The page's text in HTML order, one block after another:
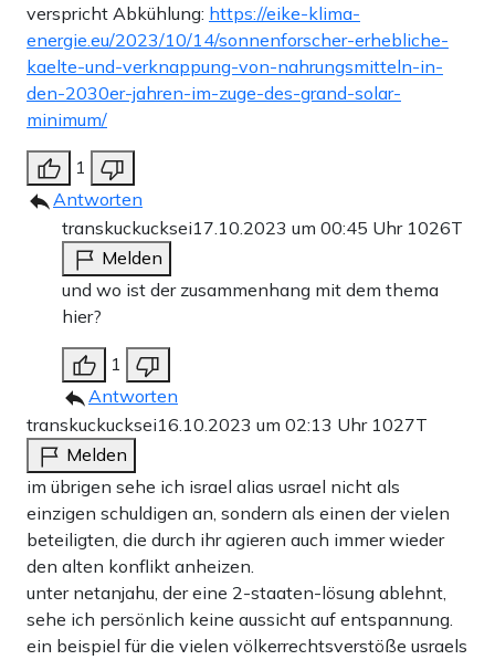
verspricht Abkühlung: https://eike-klima-
energie.eu/2023/10/14/sonnenforscher-erhebliche-
kaelte-und-verknappung-von-nahrungsmitteln-in-
den-2030er-jahren-im-zuge-des-grand-solar-
minimum/
1
Antworten
transkuckucksei17.10.2023 um 00:45 Uhr 1026T
Melden
und wo ist der zusammenhang mit dem thema
hier?
1
Antworten
transkuckucksei16.10.2023 um 02:13 Uhr 1027T
Melden
im übrigen sehe ich israel alias usrael nicht als
einzigen schuldigen an, sondern als einen der vielen
beteiligten, die durch ihr agieren auch immer wieder
den alten konflikt anheizen.
unter netanjahu, der eine 2-staaten-lösung ablehnt,
sehe ich persönlich keine aussicht auf entspannung.
ein beispiel für die vielen völkerrechtsverstöße usraels